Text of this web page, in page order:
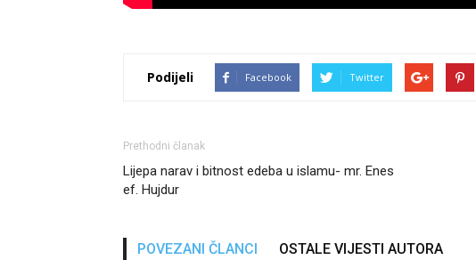
Podijeli Facebook Twitter
Prethodni članak
Lijepa narav i bitnost edeba u islamu- mr. Enes
ef. Hujdur
POVEZANI ČLANCI OSTALE VIJESTI AUTORA